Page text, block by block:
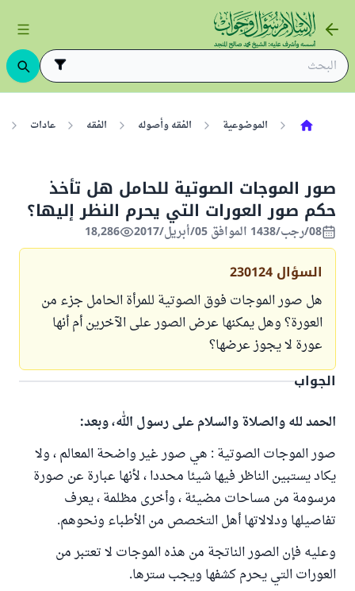
الموضوعية الفقه وأصوله الفقه عادات
صور الموجات الصوتية للحامل هل تأخذ
حكم صور العورات التي يحرم النظر إليها؟
08/رجب/1438 الموافق 05/أبريل/2017 18,286
السؤال 230124
هل صور الموجات فوق الصوتية للمرأة الحامل جزء من
العورة؟ وهل يمكنها عرض الصور على الآخرين أم أنها
عورة لا يجوز عرضها؟
الجواب
الحمد لله والصلاة والسلام على رسول الله، وبعد:
صور الموجات الصوتية : هي صور غير واضحة المعالم ، ولا
يكاد يستبين الناظر فيها شيئا محددا ، لأنها عبارة عن صورة
مرسومة من مساحات مضيئة ، وأخرى مظلمة ، يعرف
تفاصيلها ودلالاتها أهل التخصص من الأطباء ونحوهم.
وعليه فإن الصور الناتجة من هذه الموجات لا تعتبر من
العورات التي يحرم كشفها ويجب سترها.